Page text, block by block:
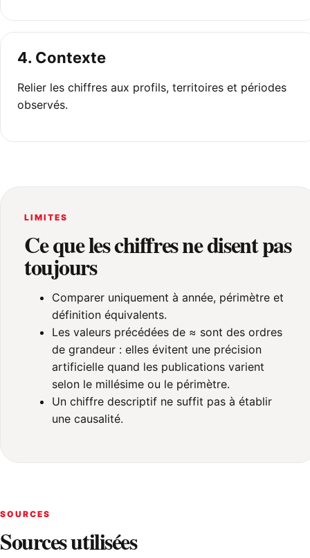
4. Contexte
Relier les chiffres aux profils, territoires et périodes
observés.
LIMITES
Ce que les chiffres ne disent pas
toujours
Comparer uniquement à année, périmètre et
définition équivalents.
Les valeurs précédées de ≈ sont des ordres
de grandeur : elles évitent une précision
artificielle quand les publications varient
selon le millésime ou le périmètre.
Un chiffre descriptif ne suffit pas à établir
une causalité.
SOURCES
Sources utilisées